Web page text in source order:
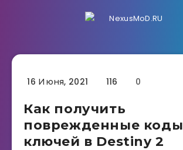
16 Июня, 2021 116 0
Как получить
поврежденные коды
ключей в Destiny 2